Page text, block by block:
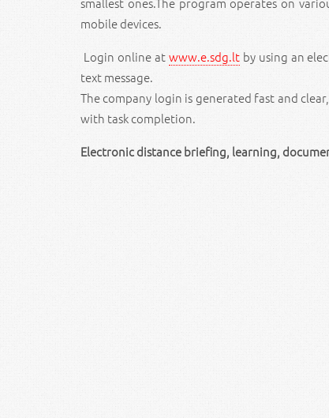
mobile devices.
Login online atwww.e.sdg.ltby using an
text message.
The company login is generated fast and
with task completion.
Electronic distance briefing, learning,